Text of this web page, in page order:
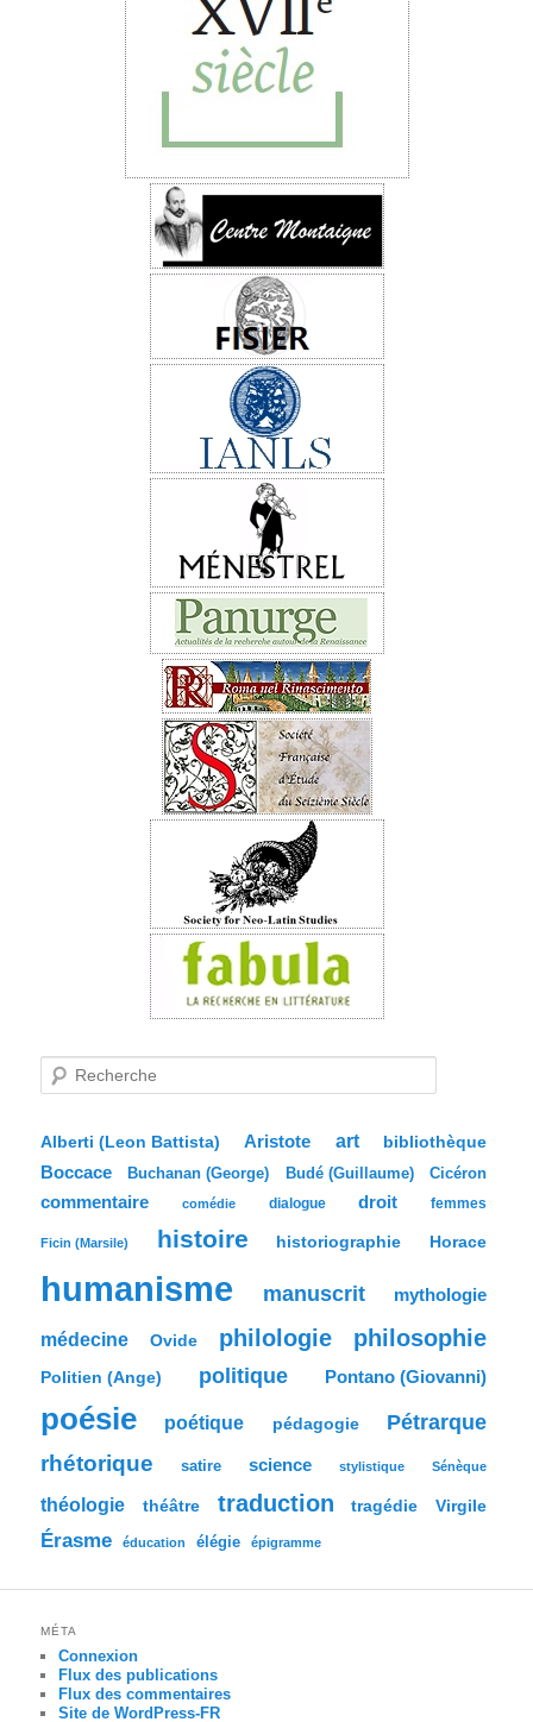
c
e
r
c
e
Alberti (Leon Battista) Aristote art bibliothèque
Boccace Buchanan (George) Budé (Guillaume) Cicéron
commentaire comédie dialogue droit femmes
Ficin (Marsile) histoire historiographie Horace
humanisme manuscrit mythologie
médecine Ovide philologie philosophie
Politien (Ange) politique Pontano (Giovanni)
poésie poétique pédagogie Pétrarque
rhétorique satire science stylistique Sénèque
théologie théâtre traduction tragédie Virgile
Érasme éducation élégie épigramme
MÉTA
Connexion
Flux des publications
Flux des commentaires
Site de WordPress-FR